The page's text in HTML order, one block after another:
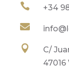
 +34


C/